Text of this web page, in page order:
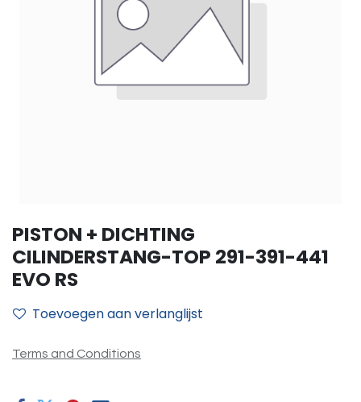
PISTON + DICHTING
CILINDERSTANG-TOP 291-391-441
EVO RS
Toevoegen aan verlanglijst
Terms and Conditions